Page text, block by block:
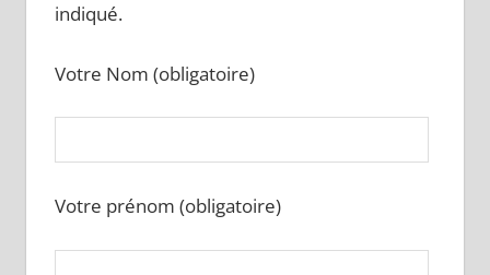
indiqué.
Votre Nom (obligatoire)
Votre prénom (obligatoire)